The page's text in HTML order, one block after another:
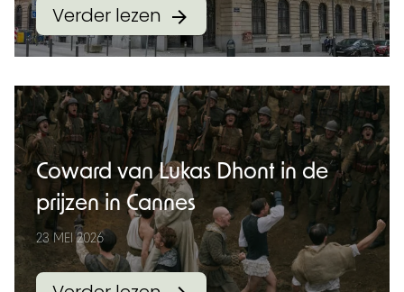
Verder lezen
Coward van Lukas Dhont in de
prijzen in Cannes
23 MEI 2026